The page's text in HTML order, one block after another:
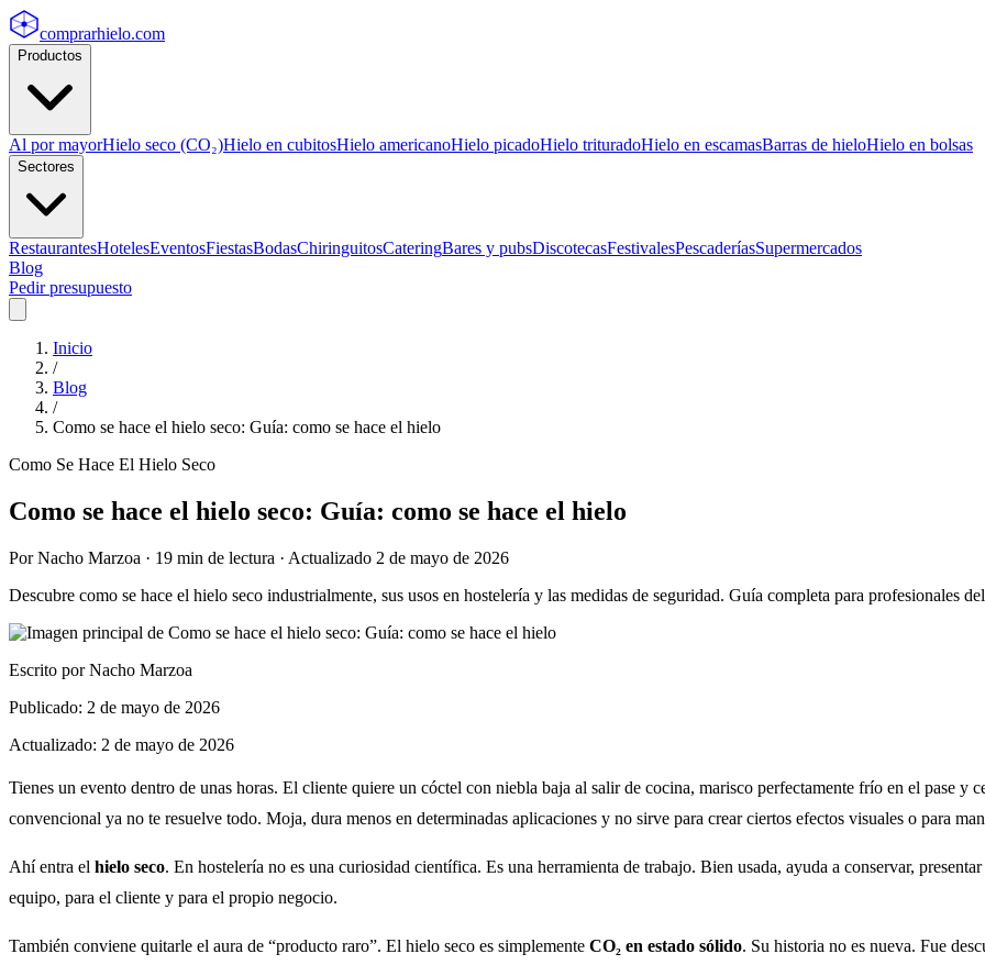
comprarhielo.com
Productos
Al por mayorHielo seco (CO₂)Hielo en cubitosHielo americanoHielo picadoHielo trituradoHielo en escamasBarras de hieloHielo en bolsas
Sectores
RestaurantesHotelesEventosFiestasBodasChiringuitosCateringBares y pubsDiscotecasFestivalesPescaderíasSupermercados
Blog
Pedir presupuesto
Inicio
/
Blog
/
Como se hace el hielo seco: Guía: como se hace el hielo
Como Se Hace El Hielo Seco
Como se hace el hielo seco: Guía: como se hace el hielo
PorNacho Marzoa · 19 min de lectura · Actualizado 2 de mayo de 2026
Descubre como se hace el hielo seco industrialmente, sus usos en hostelería y las medidas de seguridad. Guía completa para profesionales
Escrito porNacho Marzoa
Publicado: 2 de mayo de 2026
Actualizado: 2 de mayo de 2026
Tienes un evento dentro de unas horas. El cliente quiere un cóctel con niebla baja al salir de cocina, marisco perfectamente frío en el pase
convencional ya no te resuelve todo. Moja, dura menos en determinadas aplicaciones y no sirve para crear ciertos efectos visuales o para
Ahí entra el hielo seco. En hostelería no es una curiosidad científica. Es una herramienta de trabajo. Bien usada, ayuda a conservar,
equipo, para el cliente y para el propio negocio.
También conviene quitarle el aura de “producto raro”. El hielo seco es simplemente CO₂ en estado sólido. Su historia no es nueva. Fue